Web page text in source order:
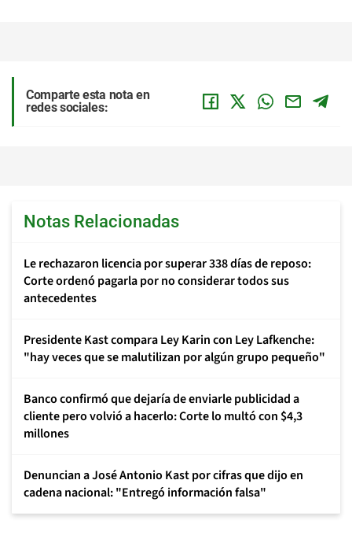
Comparte esta nota en
redes sociales:
Notas Relacionadas
Le rechazaron licencia por superar 338 días de reposo:
Corte ordenó pagarla por no considerar todos sus
antecedentes
Presidente Kast compara Ley Karin con Ley Lafkenche:
"hay veces que se malutilizan por algún grupo pequeño"
Banco confirmó que dejaría de enviarle publicidad a
cliente pero volvió a hacerlo: Corte lo multó con $4,3
millones
Denuncian a José Antonio Kast por cifras que dijo en
cadena nacional: "Entregó información falsa"